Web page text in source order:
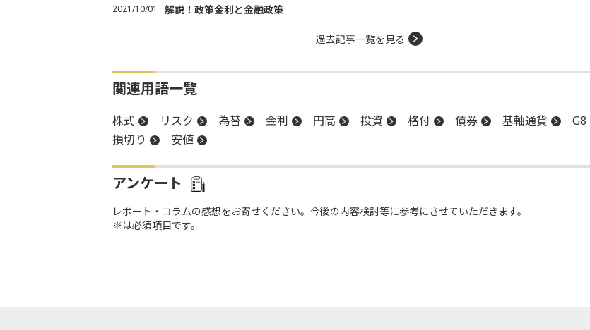
2021/10/01 解説！政策金利と金融政策
過去記事一覧を見る
関連用語一覧
株式 リスク 為替 金利 円高 投資 格付 債券 基軸通貨
G8
損切り
安値
アンケート
レポート・コラムの感想をお寄せください。今後の内容検討等に参考にさせていただきます。
※は必須項目です。